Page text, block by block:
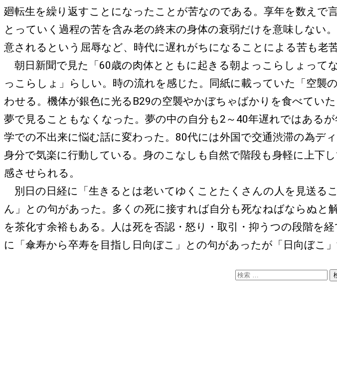
廻転生を繰り返すことになったことが苦なのである。享年を数えで
とっていく過程の苦を含み老の終末の身体の衰弱だけを意味しな
意されるという屈辱など、時代に遅れがちになることによる苦も老
朝日新聞で見た「60歳の肉体とともに起きる朝よっこらしょって
っこらしょ」らしい。時の流れを感じた。同紙に載っていた「空襲
わせる。機体が銀色に光るB29の空襲やかぼちゃばかりを食べてい
夢で見ることもなくなった。夢の中の自分も2～40年遅れではある
学での不出来に悩む話に変わった。80代には外国で交通渋滞の為デ
身分で気楽に行動している。身のこなしも自然で階段も身軽に上下
感させられる。
別日の日経に「生きるとは老いてゆくことたくさんの人を見送る
ん」との句があった。多くの死に接すれば自分も死なねばならぬ
を茶化す余裕もある。人は死を否認・怒り・取引・抑うつの段階を
に「傘寿から卒寿を目指し日向ぼこ」との句があったが「日向ぼこ
検